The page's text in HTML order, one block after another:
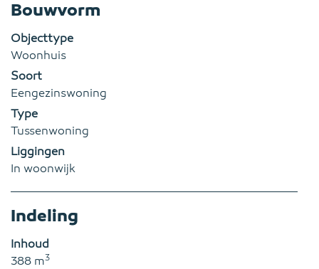
Bouwvorm
Objecttype
Woonhuis
Soort
Eengezinswoning
Type
Tussenwoning
Liggingen
In woonwijk
Indeling
Inhoud
388 m3